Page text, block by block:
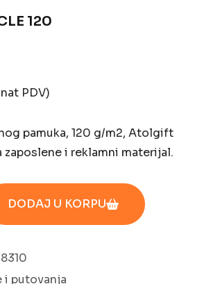
120
PDV)
pamuka, 120 g/m2, Atolgift
zaposlene i reklamni materijal.
DODAJ U KORPU
i putovanja